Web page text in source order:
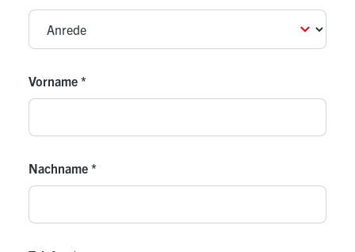
Speicherladegruppe
Sensorische Durchflussmessung zur Absicherung
des Mindestheizwasserdurchsatzes
Leistungsgeprüft nach EN14511-2
Hoher Komfort - Wartungsarm
Wärmepumpe in Kompaktbauweise inkl.
Solepumpe, ADG (24 Liter) und passiver
Vorname *
Nachname *